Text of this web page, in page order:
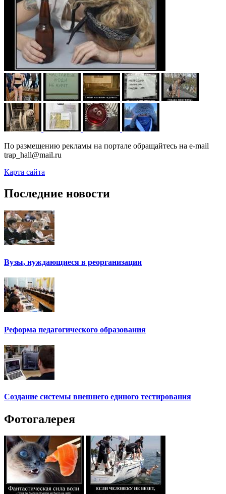
По размещению рекламы на портале обращайтесь на e-mail
trap_hall@mail.ru
Карта сайта
Последние новости
Вузы, нуждающиеся в реорганизации
Реформа педагогического образования
Создание системы внешнего единого тестирования
Фотогалерея